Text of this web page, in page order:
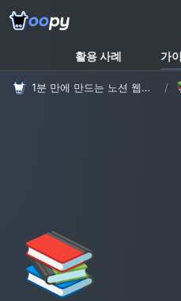
활용 사례 가
1분 만에 만드는 노션 웹사이트, 우피! /
📚